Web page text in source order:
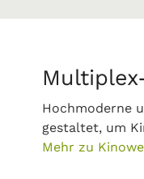
Hochmoderne
gestaltet, um
Mehr zu